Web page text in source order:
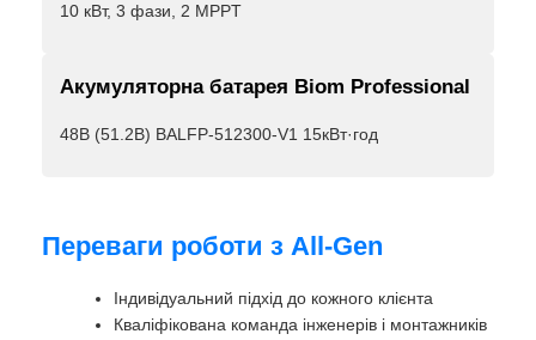
10 кВт, 3 фази, 2 MPPT
Акумуляторна батарея Biom Professional
48В (51.2В) BALFP-512300-V1 15кВт·год
Переваги роботи з All-Gen
Індивідуальний підхід до кожного клієнта
Кваліфікована команда інженерів і монтажників